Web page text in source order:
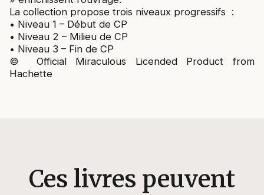
La collection propose trois niveaux progressifs :
• Niveau 1 – Début de CP
• Niveau 2 – Milieu de CP
• Niveau 3 – Fin de CP
© Official Miraculous Licended Product from
Hachette
Ces livres peuvent